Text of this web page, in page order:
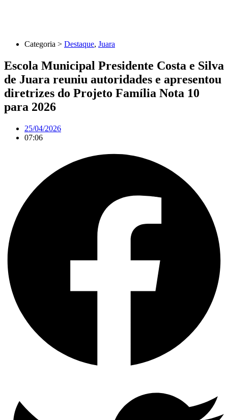
Categoria > Destaque, Juara
Escola Municipal Presidente Costa e Silva
de Juara reuniu autoridades e apresentou
diretrizes do Projeto Família Nota 10
para 2026
25/04/2026
07:06